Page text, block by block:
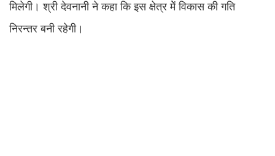
मिलेगी। श्री देवनानी ने कहा कि इस क्षेत्र मेें विकास की गति
निरन्तर बनी रहेगी।